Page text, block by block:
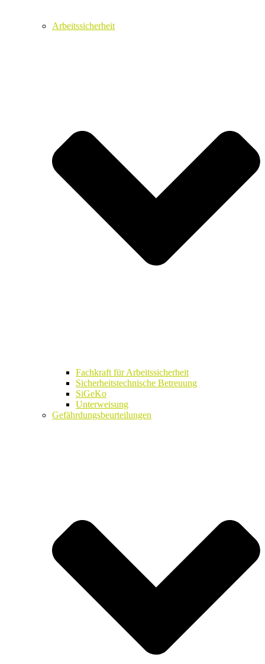
Arbeitssicherheit
Fachkraft für Arbeitssicherheit
Sicherheitstechnische Betreuung
SiGeKo
Unterweisung
Gefährdungsbeurteilungen